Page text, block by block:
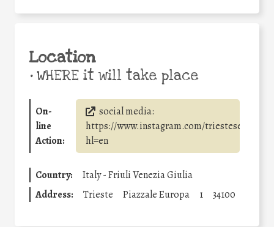
Location
•WHERE it will take place
On-
line
Action:
social media:
https://www.instagram.com/
hl=en
Country:
Italy - Friuli Venezia Giulia
Address:
Trieste Piazzale Europa 1 34100